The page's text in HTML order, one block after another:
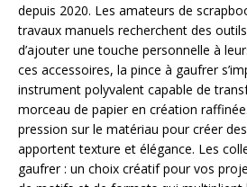
depuis 2020. Les amateurs de
travaux manuels recherchent des
d’ajouter une touche personnelle à
ces accessoires, la pince à gaufrer
instrument polyvalent capable de
morceau de papier en création
pression sur le matériau pour créer
apportent texture et élégance. Les
gaufrer : un choix créatif pour vos